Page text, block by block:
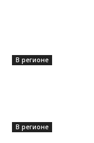
В регионе
В регионе